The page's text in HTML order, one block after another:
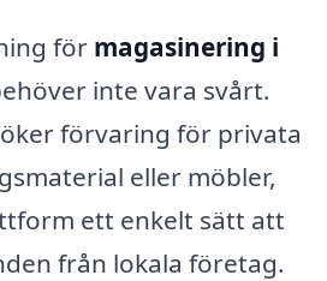
för magasinering i
inte vara svårt.
förvaring för privata
eller möbler,
ett enkelt sätt att
från lokala företag.